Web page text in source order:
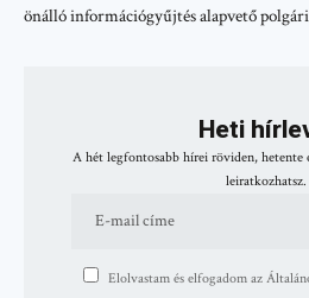
önálló információgyűjtés alapvető polgári
Heti
A hét legfontosabb hírei röviden, hetente
leiratkozhatsz.
Elolvastam és elfogadom az